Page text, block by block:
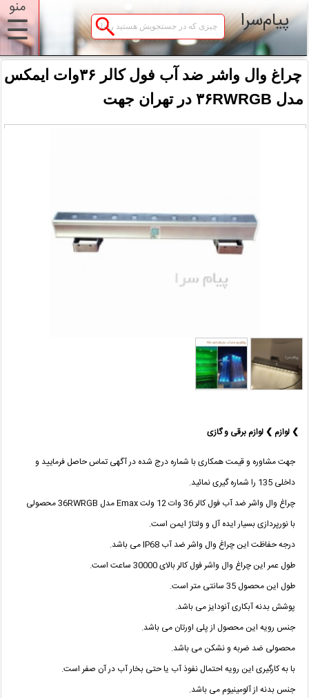
منو
☰ پیام‌سرا
چراغ وال واشر ضد آب فول کالر ۳۶وات ایمکس
مدل ۳۶RWRGB در تهران جهت
❯ لوازم ❯ لوازم برقی و گازی
جهت مشاوره و قیمت همکاری با شماره درج شده در آگهی تماس حاصل فرمایید و
داخلی 135 را شماره گیری نمائید.
چراغ وال واشر ضد آب فول کالر 36 وات 12 ولت Emax مدل 36RWRGB محصولی
با نورپردازی بسیار ایده آل و ولتاژ ایمن است.
درجه حفاظت این چراغ وال واشر ضد آب IP68 می باشد.
طول عمر این چراغ وال واشر فول کالر بالای 30000 ساعت است.
طول این محصول 35 سانتی متر است.
پوشش بدنه آبکاری آنودایز می باشد.
جنس رویه این محصول از پلی اورتان می باشد.
محصولی ضد ضربه و نشکن می باشد.
با به کارگیری این رویه احتمال نفوذ آب یا حتی بخار آب در آن صفر است.
جنس بدنه از آلومینیوم می باشد.